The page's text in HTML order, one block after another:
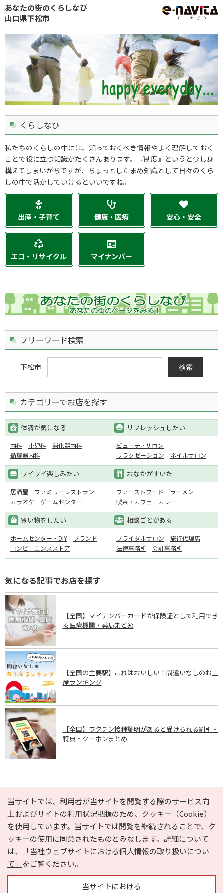
あなたの街のくらしなび
山口県下松市
くらしなび
私たちのくらしの中には、知っておくべき情報やよく理解しておく
ことで役に立つ知識がたくさんあります。『制度』というと少し身
構えてしまいがちですが、ちょっとしたまめ知識として日々のくら
しの中で活かしていけるといいですね。
出産・子育て 健康・医療 安心・安全
エコ・リサイクル マイナンバー
フリーワード検索
下松市 検索
カテゴリーでお店を探す
体調が気になる
内科 小児科
消化器内科
循環器内科
リフレッシュしたい
ビューティサロン
リラクゼーション
ネイルサロン
ワイワイ楽しみたい
居酒屋
ファミリーレストラン
カラオケ
ゲームセンター
おなかがすいた
ファーストフード
ラーメン
喫茶・カフェ
カレー
買い物をしたい
ホームセンター・DIY
ブランド
コンビニエンスストア
相談ごとがある
ブライダルサロン
旅行代理店
法律事務所
会計事務所
気になる記事でお店を探す
【全国】マイナンバーカードが保険証として利用でき
る医療機関・薬局まとめ
【全国の主要駅】これはおいしい！間違いなしのお土
産ランキング
【全国】ワクチン接種証明があると受けられる割引・
特典・クーポンまとめ
PAGE TOP
当サイトでは、利用者が当サイトを閲覧する際のサービス向
上およびサイトの利用状況把握のため、クッキー（Cookie）
を使用しています。当サイトでは閲覧を継続されることで、ク
ッキーの使用に同意されたものとみなします。詳細について
は、
「当社ウェブサイトにおける個人情報の取り扱いについ
て」 をご覧ください。
当サイトにおける
e-NAVITA（イーナビタ）とは？ お気に入り
ヘルプ
利用規約
個人情報の取り扱いについて
運営会社
サイトマップ
広告掲載に関するお問い合わせ